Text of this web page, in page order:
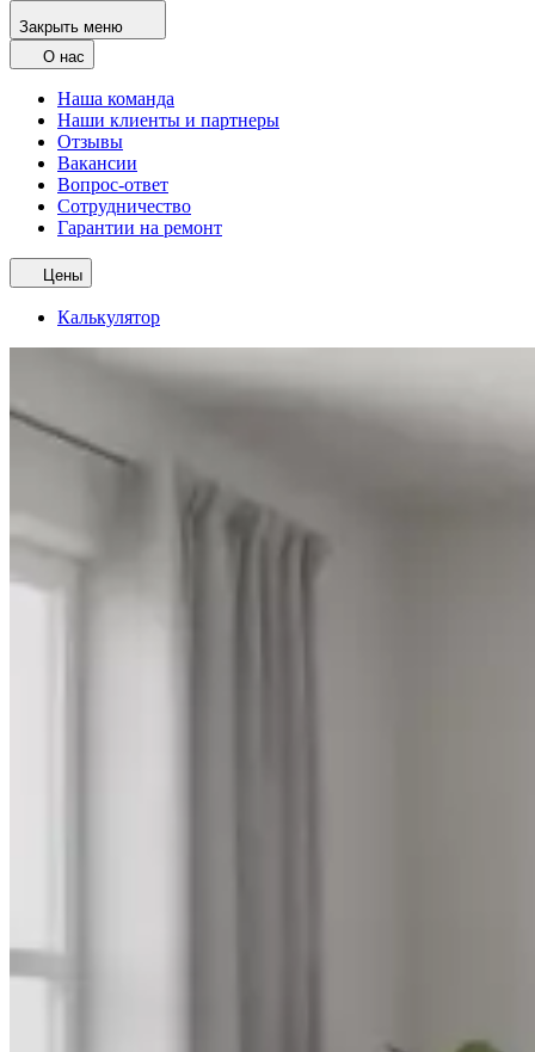
Закрыть меню
О нас
Наша команда
Наши клиенты и партнеры
Отзывы
Вакансии
Вопрос-ответ
Сотрудничество
Гарантии на ремонт
Цены
Калькулятор